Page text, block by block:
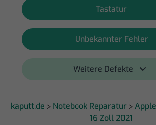
Tastatur
Unbekannter Fehler
Weitere Defekte
kaputt.de > Notebook Reparatur > Apple
16 Zoll 2021